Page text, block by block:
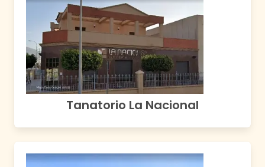
Tanatorio La Nacional